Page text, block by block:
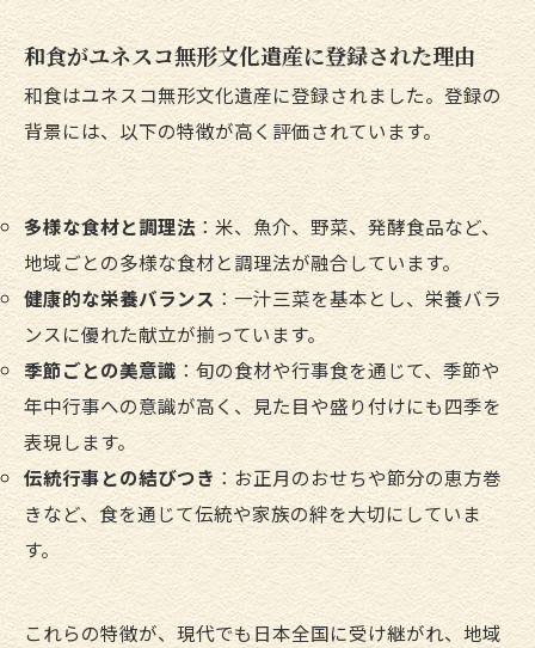
和食がユネスコ無形文化遺産に登録された理由
和食はユネスコ無形文化遺産に登録されました。登録の
背景には、以下の特徴が高く評価されています。
多様な食材と調理法：米、魚介、野菜、発酵食品など、
地域ごとの多様な食材と調理法が融合しています。
健康的な栄養バランス：一汁三菜を基本とし、栄養バラ
ンスに優れた献立が揃っています。
季節ごとの美意識：旬の食材や行事食を通じて、季節や
年中行事への意識が高く、見た目や盛り付けにも四季を
表現します。
伝統行事との結びつき：お正月のおせちや節分の恵方巻
きなど、食を通じて伝統や家族の絆を大切にしていま
す。
これらの特徴が、現代でも日本全国に受け継がれ、地域